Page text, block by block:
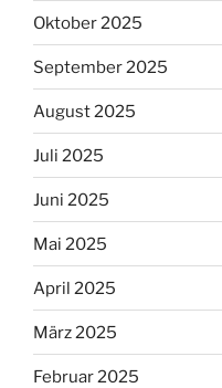
Oktober 2025
September 2025
August 2025
Juli 2025
Juni 2025
Mai 2025
April 2025
März 2025
Februar 2025